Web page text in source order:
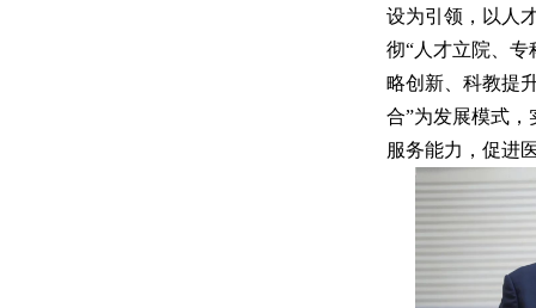
设为引领，以人
彻“人才立院、
略创新、科教提
合”为发展模式
服务能力，促进